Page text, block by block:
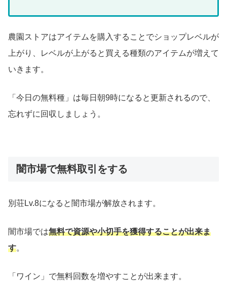
農園ストアはアイテムを購入することでショップレベルが
上がり、レベルが上がると買える種類のアイテムが増えて
いきます。
「今日の無料種」は毎日朝9時になると更新されるので、
忘れずに回収しましょう。
闇市場で無料取引をする
別荘Lv.8になると闇市場が解放されます。
闇市場では無料で資源や小切手を獲得することが出来ま
す。
「ワイン」で無料回数を増やすことが出来ます。